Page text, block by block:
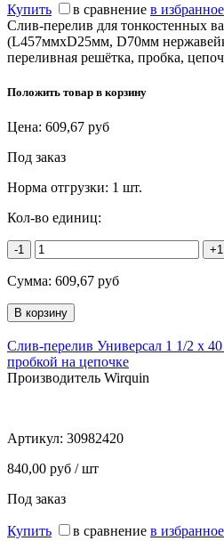
Купить в сравнение в избранное
Слив-перелив для тонкостенных
(L457ммхD25мм, D70мм
переливная решётка, пробка,
Положить товар в корзину
Цена: 609,67 руб
Под заказ
Норма отгрузки: 1 шт.
Кол-во единиц:
-1 +1
Сумма: 609,67 руб
Слив-перелив Универсал 1 1/2 х
пробкой на цепочке
Производитель Wirquin
Артикул: 30982420
840,00 руб / шт
Под заказ
Купить в сравнение в избранное